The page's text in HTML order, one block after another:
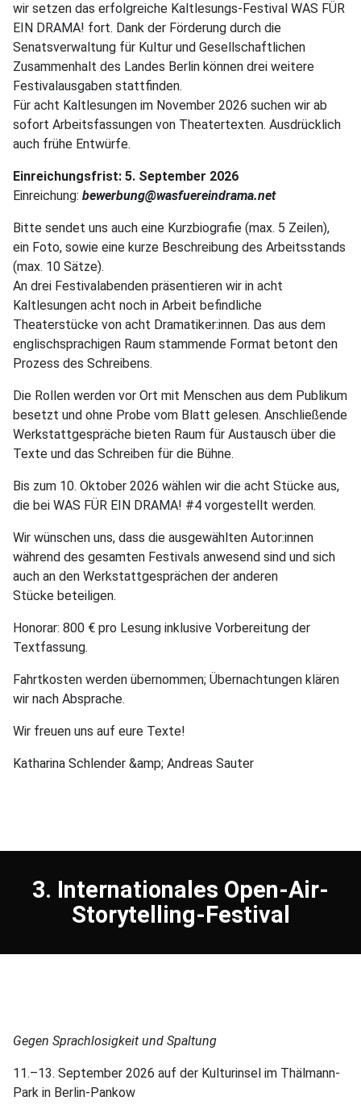
wir setzen das erfolgreiche Kaltlesungs-Festival WAS FÜR
EIN DRAMA! fort. Dank der Förderung durch die
Senatsverwaltung für Kultur und Gesellschaftlichen
Zusammenhalt des Landes Berlin können drei weitere
Festivalausgaben stattfinden.
Für acht Kaltlesungen im November 2026 suchen wir ab
sofort Arbeitsfassungen von Theatertexten. Ausdrücklich
auch frühe Entwürfe.
Einreichungsfrist: 5. September 2026
Einreichung: bewerbung@wasfuereindrama.net
Bitte sendet uns auch eine Kurzbiografie (max. 5 Zeilen),
ein Foto, sowie eine kurze Beschreibung des Arbeitsstands
(max. 10 Sätze).
An drei Festivalabenden präsentieren wir in acht
Kaltlesungen acht noch in Arbeit befindliche
Theaterstücke von acht Dramatiker:innen. Das aus dem
englischsprachigen Raum stammende Format betont den
Prozess des Schreibens.
Die Rollen werden vor Ort mit Menschen aus dem Publikum
besetzt und ohne Probe vom Blatt gelesen. Anschließende
Werkstattgespräche bieten Raum für Austausch über die
Texte und das Schreiben für die Bühne.
Bis zum 10. Oktober 2026 wählen wir die acht Stücke aus,
die bei WAS FÜR EIN DRAMA! #4 vorgestellt werden.
Wir wünschen uns, dass die ausgewählten Autor:innen
während des gesamten Festivals anwesend sind und sich
auch an den Werkstattgesprächen der anderen
Stücke beteiligen.
Honorar: 800 € pro Lesung inklusive Vorbereitung der
Textfassung.
Fahrtkosten werden übernommen; Übernachtungen klären
wir nach Absprache.
Wir freuen uns auf eure Texte!
Katharina Schlender &amp; Andreas Sauter
3. Internationales Open-Air-
Storytelling-Festival
Gegen Sprachlosigkeit und Spaltung
11.–13. September 2026 auf der Kulturinsel im Thälmann-
Park in Berlin-Pankow